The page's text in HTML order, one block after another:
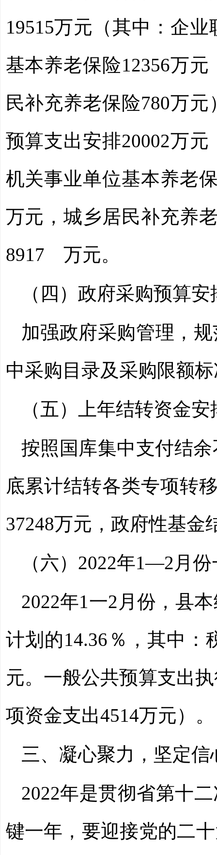
19515万元（其中：企业
基本养老保险12356万元
民补充养老保险780万元
预算支出安排20002万元
机关事业单位基本养老
万元，城乡居民补充养
8917 万元。
（四）政府采购预算安
加强政府采购管理，
中采购目录及采购限额
（五）上年结转资金安
按照国库集中支付结
底累计结转各类专项转
37248万元，政府性基金
（六） 2022年1—2 月
2022年1一2 月份，县
计划的14.36％，其中：
元。一般公共预算支出
项资金支出4514万元）。
三、凝心聚力，坚定
2022年是贯彻省第十
键一年，要迎接党的二